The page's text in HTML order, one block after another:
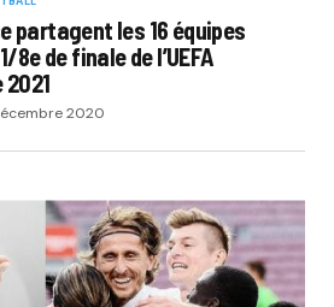
partagent les 16 équipes
de finale de l’UEFA
2020